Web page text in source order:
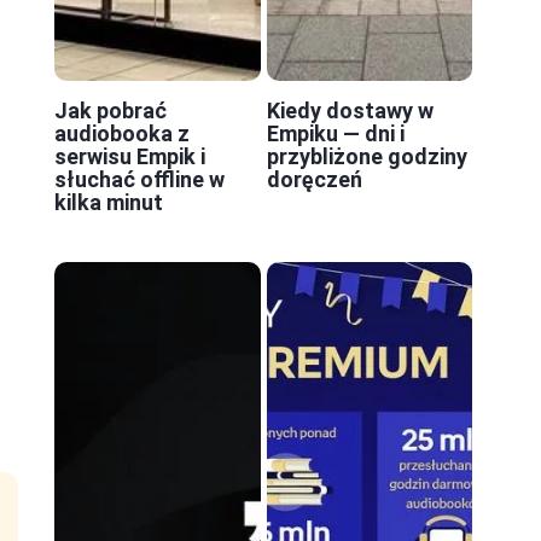
Jak pobrać
audiobooka z
serwisu Empik i
słuchać offline w
kilka minut
Kiedy dostawy w
Empiku — dni i
przybliżone godziny
doręczeń